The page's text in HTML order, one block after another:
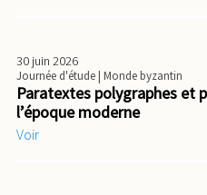
30 juin 2026
Journée d'étude| Monde byzantin
Paratextes polygraphes et
l’époque moderne
Voir